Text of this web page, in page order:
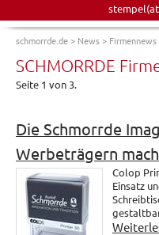
schmorrde.de> News> Firmennews
SCHMORRDE
Seite 1 von 3.
Die Schmorrde
Werbeträgern
Colop
Einsatz